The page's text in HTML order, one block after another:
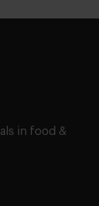
in food &